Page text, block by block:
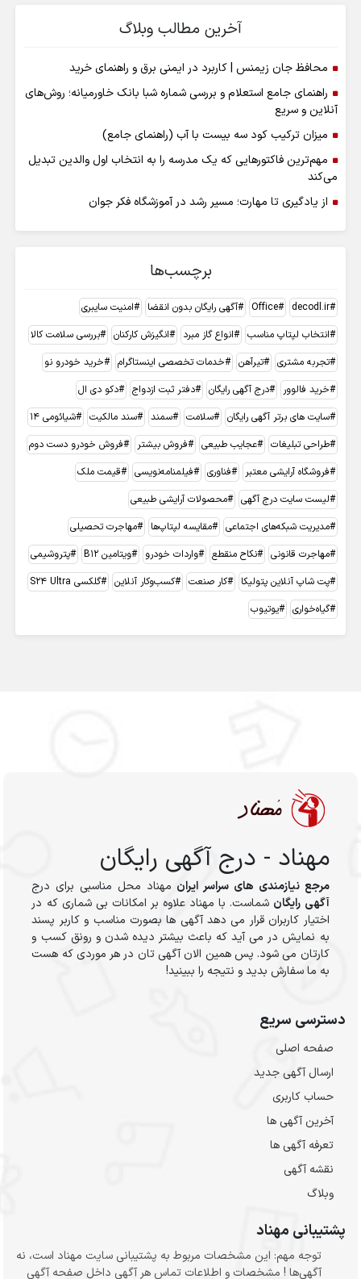
آخرین مطالب وبلاگ
محافظ جان زیمنس | کاربرد در ایمنی برق و راهنمای خرید
راهنمای جامع استعلام و بررسی شماره شبا بانک خاورمیانه؛ روش‌های
آنلاین و سریع
میزان ترکیب کود سه بیست با آب (راهنمای جامع)
مهم‌ترین فاکتورهایی که یک مدرسه را به انتخاب اول والدین تبدیل
می‌کند
از یادگیری تا مهارت؛ مسیر رشد در آموزشگاه فکر جوان
برچسب‌ها
decodl.ir
Office آگهی رایگان بدون انقضا
امنیت سایبری
انتخاب لپتاپ مناسب
انواع گاز مبرد انگیزش کارکنان
بررسی سلامت کالا
تجربه مشتری
تیرآهن خدمات تخصصی اینستاگرام
خرید خودرو نو
خرید فالوور
درج آگهی رایگان دفتر ثبت ازدواج
دکو دی ال
سایت های برتر آگهی رایگان
سلامت سمند سند مالکیت
شیائومی 14
طراحی تبلیغات
عجایب طبیعی فروش بیشتر
فروش خودرو دست دوم
فروشگاه آرایشی معتبر
فناوری فیلمنامه‌نویسی
قیمت ملک
لیست سایت درج آگهی
محصولات آرایشی طبیعی
مدیریت شبکه‌های اجتماعی
مقایسه لپتاپ‌ها
مهاجرت تحصیلی
مهاجرت قانونی
نکاح منقطع واردات خودرو ویتامین B12
پتروشیمی
پت شاپ آنلاین پتولیکا
کار صنعت کسب‌وکار آنلاین
گلکسی S24 Ultra
گیاه‌خواری
یوتیوب
مهناد - درج آگهی رایگان
مرجع نیازمندی های سراسر ایران مهناد محل مناسبی برای درج
آگهی رایگان شماست. با مهناد علاوه بر امکانات بی شماری که در
اختیار کاربران قرار می دهد آگهی ها بصورت مناسب و کاربر پسند
به نمایش در می آید که باعث بیشتر دیده شدن و رونق کسب و
کارتان می شود. پس همین الان آگهی تان در هر موردی که هست
به ما سفارش بدید و نتیجه را ببینید!
دسترسی سریع
صفحه اصلی
ارسال‌ آگهی جدید
حساب کاربری
آخرین آگهی ها
تعرفه آگهی ها
نقشه آگهی
وبلاگ
پشتیبانی مهناد
توجه مهم: این مشخصات مربوط به پشتیبانی سایت مهناد است، نه
آگهی‌ها ! مشخصات و اطلاعات تماس هر آگهی داخل صفحه آگهی